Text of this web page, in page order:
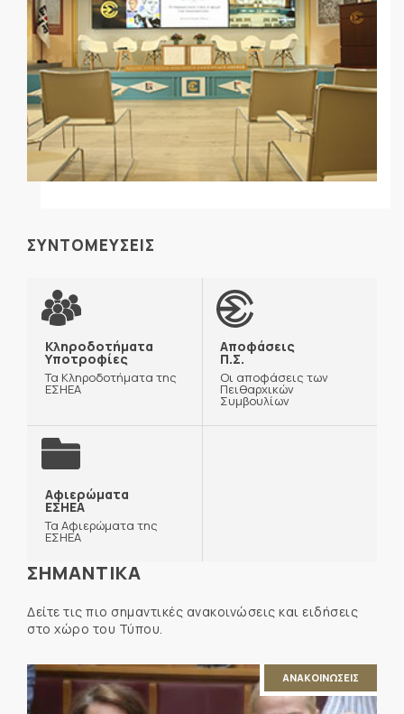
ΣΥΝΤΟΜΕΥΣΕΙΣ
Κληροδοτήματα
Υποτροφίες
Τα Κληροδοτήματα της
ΕΣΗΕΑ
Αποφάσεις
Π.Σ.
Οι αποφάσεις των
Πειθαρχικών
Συμβουλίων
Αφιερώματα
ΕΣΗΕΑ
Τα Αφιερώματα της
ΕΣΗΕΑ
ΣΗΜΑΝΤΙΚΑ
Δείτε τις πιο σημαντικές ανακοινώσεις και ειδήσεις
στο χώρο του Τύπου.
ΑΝΑΚΟΙΝΩΣΕΙΣ